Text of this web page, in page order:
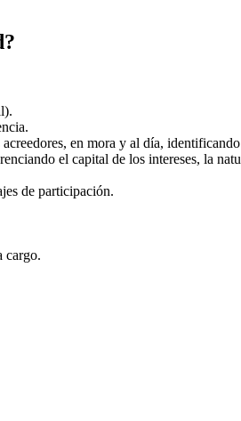
en mora y al día,
el capital de los intereses, la
de participación.
cargo.